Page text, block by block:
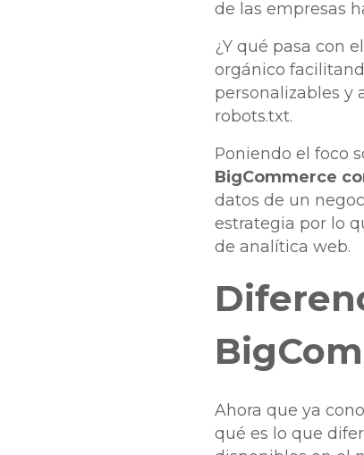
de las empresas
¿Y qué pasa con
orgánico
personalizables y
robots.txt.
Poniendo el foco
BigCommerce
datos de un
estrategia por lo
de analítica web.
Ahora que ya
qué es lo que